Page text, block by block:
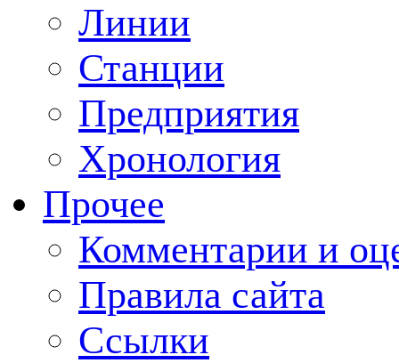
Линии
Станции
Предприятия
Хронология
Прочее
Комментарии и
Правила сайта
Ссылки